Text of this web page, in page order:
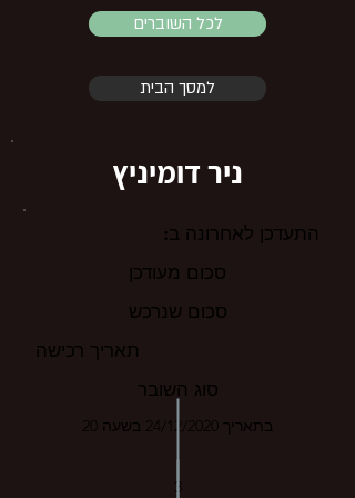
לכל השוברים
למסך הבית
ניר דומיניץ
התעדכן לאחרונה ב:
סכום מעודכן
סכום שנרכש
תאריך רכישה
סוג השובר
בתאריך 24/12/2020 בשעה 20
3